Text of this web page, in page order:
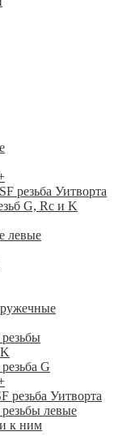
резьба Уитворта
G, Rc и K
левые
G
резьба Уитворта
левые
к ним